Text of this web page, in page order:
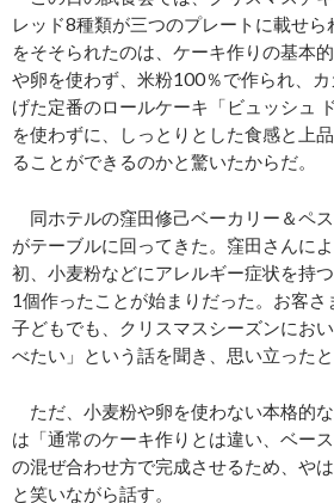
レッド8種類が三つのプレートに載せ
をそそられたのは、ケーキ作りの基本
や卵を使わず、米粉100％で作られ、
げた定番のロールケーキ「ビュッシュ
を使わずに、しっとりとした食感と上
ることができるのかと驚いたからだ。
同ホテルの窪田修己ベーカリー＆ペ
がテーブルに回ってきた。窪田さんに
初、小麦粉などにアレルギー症状を持
1個作ったことが始まりだった。お客
子どもでも、クリスマスシーズンにお
べたい」という話を聞き、思い立ったと
ただ、小麦粉や卵を使わない本格的
は「通常のケーキ作りとは違い、ベー
の混ぜ合わせ方で完成させるため、や
と笑いながら話す。